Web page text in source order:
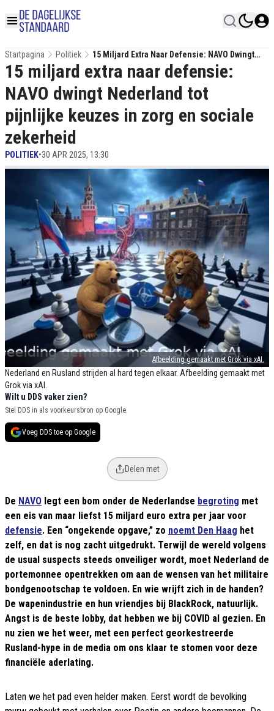
Startpagina Politiek
15 Miljard Extra Naar Defensie: NAVO Dwingt
Nederland Tot Pijnlijke Keuzes In Zorg En
Sociale Zekerheid
Afbeelding gemaakt met Grok via xAI.
Nederland en Rusland strijden al hard tegen elkaar. Afbeelding gemaakt met
Grok via xAI.
15 miljard extra naar defensie:
NAVO dwingt Nederland tot
pijnlijke keuzes in zorg en sociale
zekerheid
POLITIEK•30 APR 2025, 13:30
Wilt u DDS vaker zien?
Stel DDS in als voorkeursbron op Google.
Voeg DDS toe op Google
Delen met
De NAVO legt een bom onder de Nederlandse begroting met
een eis van maar liefst 15 miljard euro extra per jaar voor
defensie. Een “ongekende opgave,” zo noemt Den Haag het
zelf, en dat is nog zacht uitgedrukt. Terwijl de wereld volgens
de usual suspects steeds onveiliger wordt, moet Nederland de
portemonnee opentrekken om aan de wensen van het militaire
bondgenootschap te voldoen. En wie wrijft zich in de handen?
De wapenindustrie en hun vriendjes bij BlackRock, natuurlijk.
Angst is de beste lobby, dat hebben we bij COVID al gezien. En
nu zien we het weer, met een perfect georkestreerde
Rusland-hype in de media om ons klaar te stomen voor deze
financiële aderlating.
Laten we het pad even helder maken. Eerst wordt de bevolking